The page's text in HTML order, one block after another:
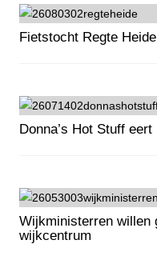
Fietstocht Regte Heide
Donna’s Hot Stuff
Wijkministerren willen
wijkcentrum